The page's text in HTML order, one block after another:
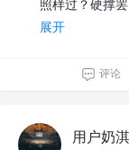
照样过？硬撑
展开
评论
用户奶